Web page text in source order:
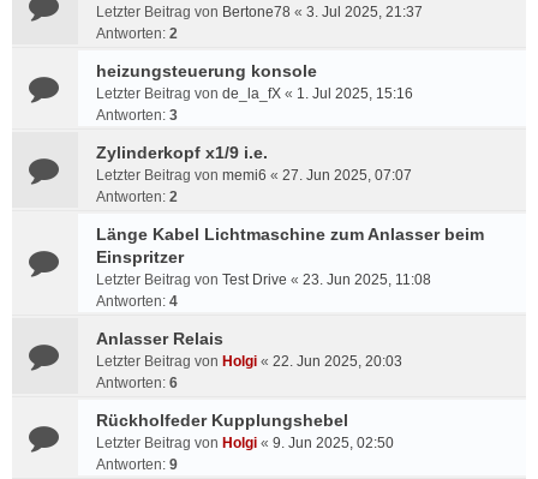
Letzter Beitrag von Bertone78 « 3. Jul 2025, 21:37
Antworten: 2
heizungsteuerung konsole
Letzter Beitrag von de_la_fX « 1. Jul 2025, 15:16
Antworten: 3
Zylinderkopf x1/9 i.e.
Letzter Beitrag von memi6 « 27. Jun 2025, 07:07
Antworten: 2
Länge Kabel Lichtmaschine zum Anlasser beim
Einspritzer
Letzter Beitrag von Test Drive « 23. Jun 2025, 11:08
Antworten: 4
Anlasser Relais
Letzter Beitrag von Holgi « 22. Jun 2025, 20:03
Antworten: 6
Rückholfeder Kupplungshebel
Letzter Beitrag von Holgi « 9. Jun 2025, 02:50
Antworten: 9